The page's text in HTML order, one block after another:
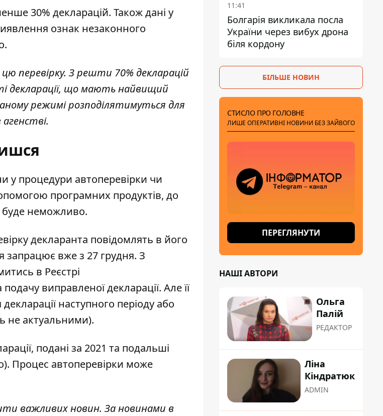
30% декларацій. Також дані у
ознак незаконного
перевірку. З решти 70% декларацій
декларації, що мають найвищий
режимі розподілятимуться для
процедури автоперевірки чи
програмних продуктів, до
буде неможливо.
декларанта повідомлять в його
запрацює вже з 27 грудня. З
в Реєстрі
виправленої декларації. Але її
наступного періоду або
не актуальними).
подані за 2021 та подальші
Процес автоперевірки може
важливих новин. За новинами в
11:41
Болгарія викликала посла
України через вибух дрона
біля кордону
БІЛЬШЕ НОВИН
СТИСЛО ПРО ГОЛОВНЕ
ЛИШЕ ОПЕРАТИВНІ НОВИНИ БЕЗ ЗАЙВОГО
ПЕРЕГЛЯНУТИ
НАШІ АВТОРИ
Ольга
Палій
РЕДАКТОР
Ліна
Кіндратюк
ADMIN